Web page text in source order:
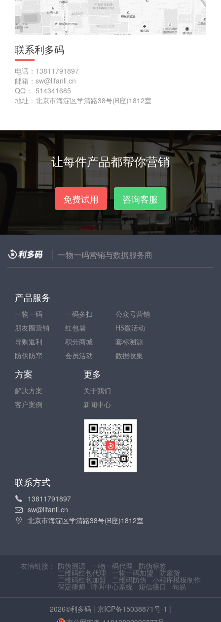
联系利多码
电话： 13811791897
邮箱： sw@lifanli.cn
QQ： 514341685
地址： 北京市海淀区学清路38号(B座)1812室
让每件产品都帮你营销
免费试用 咨询客服
一物一码营销与数据服务商
产品服务
一物一码 一码多扫
公众号营销
朋友圈营销
红包墙
H5微活动
导购返利
积分商城
套标溯源
防伪防窜
会员活动 数据收集
方案
解决方案
客户案例
更多
关于我们
新闻中心
联系方式
13811791897
sw@lifanli.cn
北京市海淀区学清路38号(B座)1812室
友情链接： 防伪溯源 一物一码代理 防伪标签
二维码红包代理 一物一码加盟 防窜货
二维码红包加盟 二维码防伪 小程序模板制作
保定律师 呼叫中心系统 短信接口 句易
2026©利多码 | 京ICP备15038871号-1 |